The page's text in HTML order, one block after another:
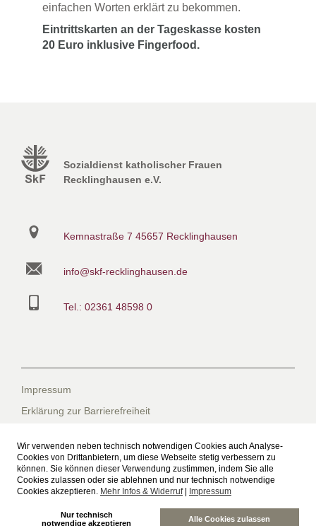
Wir verwenden neben technisch notwendigen Cookies auch Analyse-
Cookies von Drittanbietern, um diese Webseite stetig verbessern zu
können. Sie können dieser Verwendung zustimmen, indem Sie alle
Cookies zulassen oder sie ablehnen und nur technisch notwendige
Cookies akzeptieren. Mehr Infos & Widerruf| Impressum
Nur technisch
notwendige akzeptieren
Alle Cookies zulassen
einfachen Worten erklärt zu bekommen.
Eintrittskarten an der Tageskasse kosten
20 Euro inklusive Fingerfood.
Sozialdienst katholischer Frauen
Recklinghausen e.V.
Kemnastraße 7 45657 Recklinghausen
info@skf-recklinghausen.de
Tel.: 02361 48598 0
Impressum
Erklärung zur Barrierefreiheit
Datenschutzerklärung für die Facebook-Seite
Suche
Sitemap
Freiwilliges Soziales Schuljahr beim SkF